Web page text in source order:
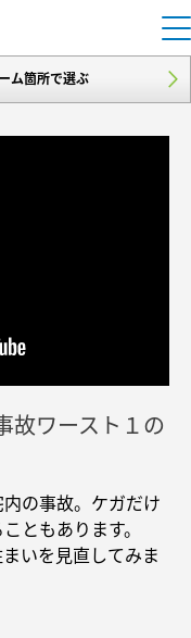
ム箇所で選ぶ
故ワースト１の
の事故。ケガだけ
ともあります。
いを見直してみま